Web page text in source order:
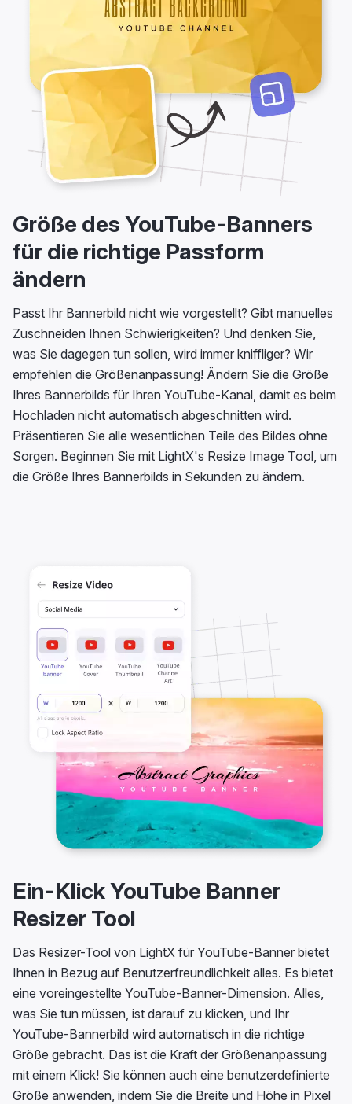
Größe des YouTube-Banners
für die richtige Passform
ändern
Passt Ihr Bannerbild nicht wie vorgestellt? Gibt manuelles
Zuschneiden Ihnen Schwierigkeiten? Und denken Sie,
was Sie dagegen tun sollen, wird immer kniffliger? Wir
empfehlen die Größenanpassung! Ändern Sie die Größe
Ihres Bannerbilds für Ihren YouTube-Kanal, damit es beim
Hochladen nicht automatisch abgeschnitten wird.
Präsentieren Sie alle wesentlichen Teile des Bildes ohne
Sorgen. Beginnen Sie mit LightX's Resize Image Tool, um
die Größe Ihres Bannerbilds in Sekunden zu ändern.
Ein-Klick YouTube Banner
Resizer Tool
Das Resizer-Tool von LightX für YouTube-Banner bietet
Ihnen in Bezug auf Benutzerfreundlichkeit alles. Es bietet
eine voreingestellte YouTube-Banner-Dimension. Alles,
was Sie tun müssen, ist darauf zu klicken, und Ihr
YouTube-Bannerbild wird automatisch in die richtige
Größe gebracht. Das ist die Kraft der Größenanpassung
mit einem Klick! Sie können auch eine benutzerdefinierte
Größe anwenden, indem Sie die Breite und Höhe in Pixel